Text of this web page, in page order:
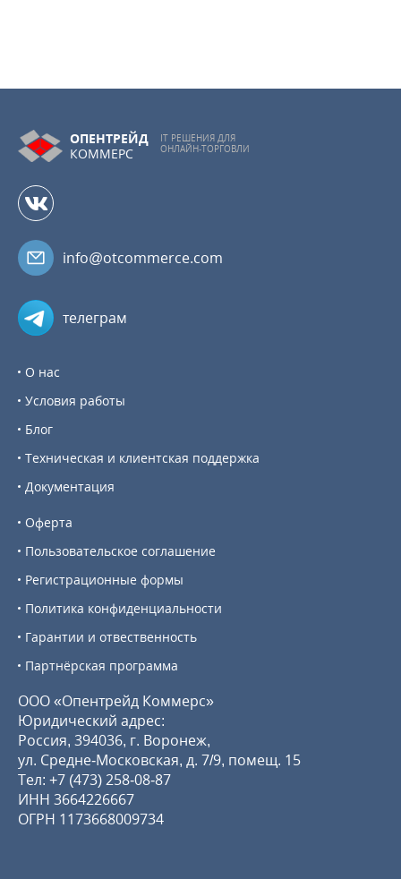
ОПЕНТРЕЙД
КОММЕРС
IT РЕШЕНИЯ ДЛЯ
ОНЛАЙН-ТОРГОВЛИ
info@otcommerce.com
телеграм
О нас
Блог
Документация
Условия работы
Техническая и клиентская поддержка
Оферта
Регистрационные формы
Гарантии и отвественность
Пользовательское соглашение
Политика конфиденциальности
Партнёрская программа
ООО «Опентрейд Коммерс»
Юридический адрес:
Россия, 394036, г. Воронеж,
ул. Средне-Московская, д. 7/9, помещ. 15
Тел: +7 (473) 258-08-87
ИНН 3664226667
ОГРН 1173668009734